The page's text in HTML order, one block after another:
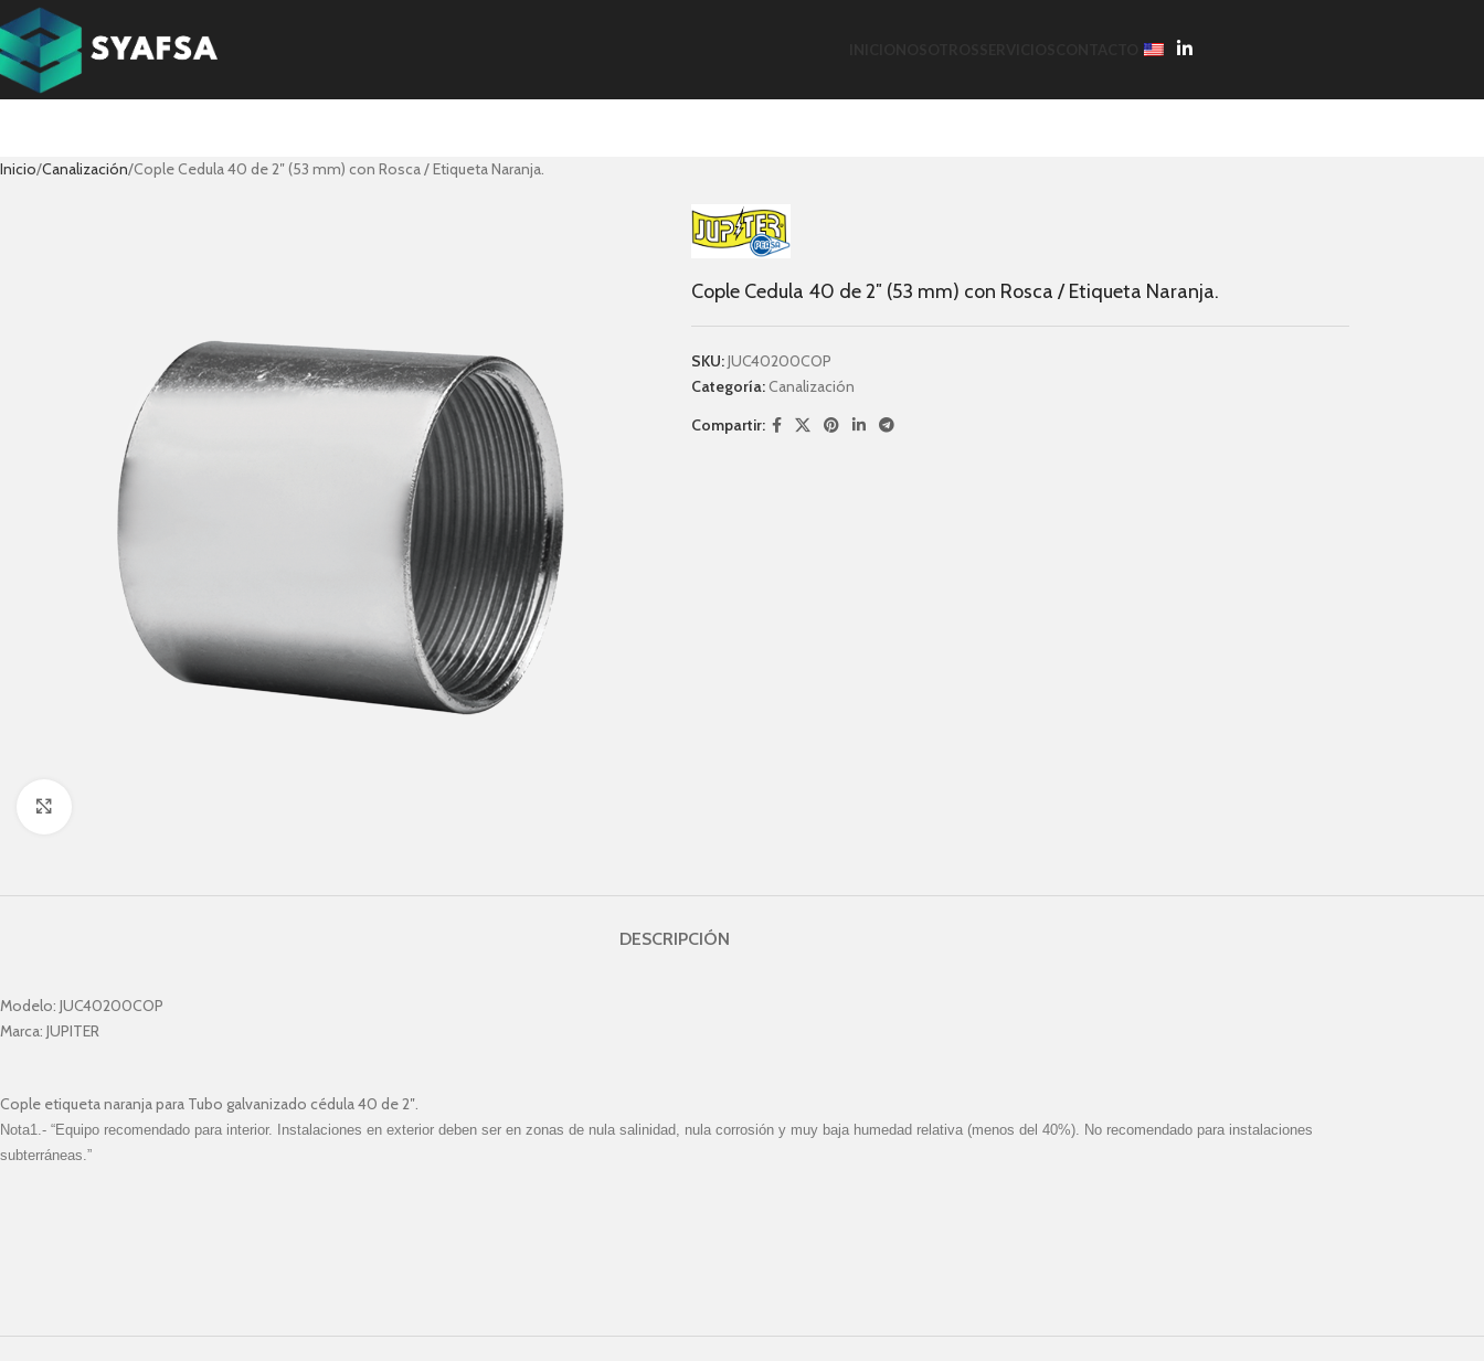
Inicio Canalización Cople Cedula 40 de 2″ (53 mm) con Rosca / Etiqueta Naranja.
Cople Cedula 40 de 2″ (53 mm) con Rosca / Etiqueta Naranja.
SKU:JUC40200COP
Categoría: Canalización
Compartir:
DESCRIPCIÓN
Modelo: JUC40200COP
Marca: JUPITER
Cople etiqueta naranja para Tubo galvanizado cédula 40 de 2″.
Nota1.- “Equipo recomendado para interior. Instalaciones en exterior deben ser en zonas de nula salinidad, nula corrosión y muy baja humedad relativa (menos del 40%). No recomendado para instalaciones
subterráneas.”